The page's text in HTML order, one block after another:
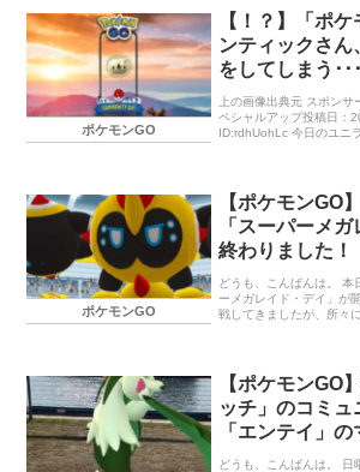
ル」の「レイド・デイ」
ナス 終わりに… 「コミュ
「ワニノコ」 イベント
つもより多く出現します
3月29日（土）22：00ま
と、特別なスペシ…
ポケモンGO
【！？】「ポ
ンティックさ
をしてしまう･･･
上の画像出典元 スポン
ペシャルアップ投稿日：
ID:rdhUohLc 今日のユニ
ポケモンGO
【ポケモンGO
「スーパーメ
終わりました！
どうも、こんばんは。 本
ーメガレイド・デイ」が
戦してきましたが、所々
メガサーナイトで挑戦し
ナジーが足りませんでし
２体しか出現しなかった
レーツのメガエナジーゲ
わかりませんが…。 終
【ポケモンGO
ッチ」のコミュ
「エンテイ」
トルに参加しま
どうも、こんばんは。 日